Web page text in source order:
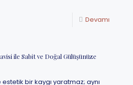
Devamı
ile Sabit ve Doğal Gülüşünüze
bir kaygı yaratmaz; aynı